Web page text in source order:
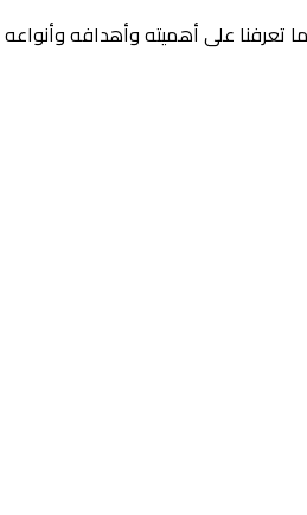
تعرفنا على أهميته وأهدافه